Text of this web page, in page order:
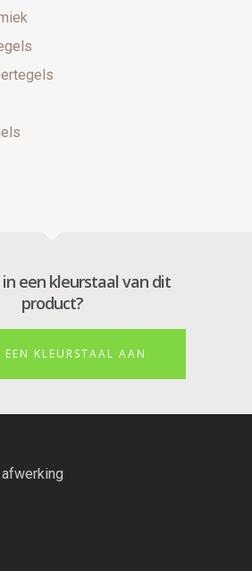
een kleurstaal van dit
product?
EEN KLEURSTAAL AAN